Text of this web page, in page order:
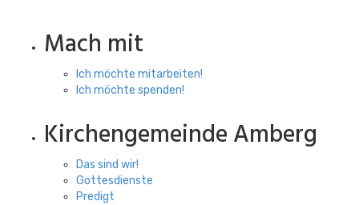
Mach mit
Ich möchte mitarbeiten!
Ich möchte spenden!
Kirchengemeinde Amberg
Das sind wir!
Gottesdienste
Predigt